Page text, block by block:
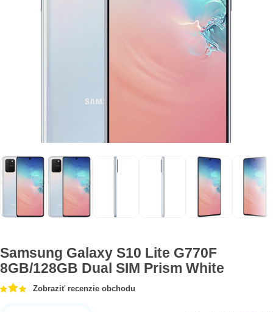
Samsung Galaxy S10 Lite G770F
8GB/128GB Dual SIM Prism White
Zobraziť recenzie obchodu